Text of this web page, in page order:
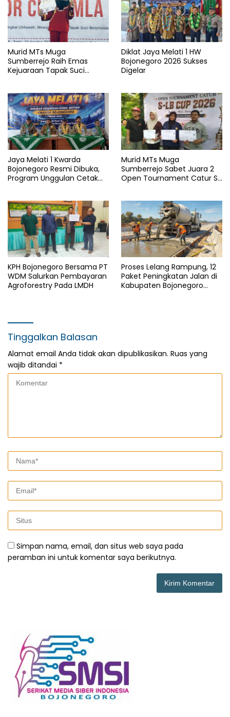
Murid MTs Muga
Sumberrejo Raih Emas
Kejuaraan Tapak Suci
Diklat Jaya Melati 1 HW
Bojonegoro 2026 Sukses
Digelar
Jaya Melati 1 Kwarda
Bojonegoro Resmi Dibuka,
Program Unggulan Cetak
Murid MTs Muga
Sumberrejo Sabet Juara 2
Open Tournament Catur S-
KPH Bojonegoro Bersama PT
WDM Salurkan Pembayaran
Agroforestry Pada LMDH
Proses Lelang Rampung, 12
Paket Peningkatan Jalan di
Kabupaten Bojonegoro
Tinggalkan Balasan
Alamat email Anda tidak akan dipublikasikan. Ruas yang
wajib ditandai *
Simpan nama, email, dan situs web saya pada
peramban ini untuk komentar saya berikutnya.